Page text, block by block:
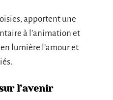
apportent une
à l’animation et
lumière l’amour et
l’avenir